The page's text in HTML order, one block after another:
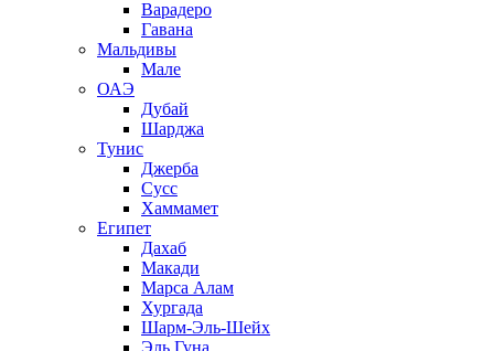
Варадеро
Гавана
Мальдивы
Мале
ОАЭ
Дубай
Шарджа
Тунис
Джерба
Сусс
Хаммамет
Египет
Дахаб
Макади
Марса Алам
Хургада
Шарм-Эль-Шейх
Эль Гуна